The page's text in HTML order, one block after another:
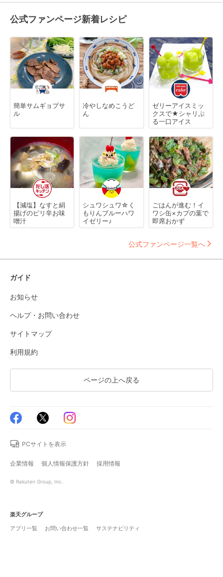
公式ファンページ新着レシピ
簡単サムギョプサ
ル
冷やしなめこうど
ん
ゼリーアイスミッ
クスで★シャリぷ
る一口アイス
【減塩】なすと絹
揚げのピリ辛お味
噌汁
シュワシュワ☆く
もりんブルーハワ
イゼリー♪
ごはんが進む！イ
ワシ缶×カブの葉で
即席おかず
公式ファンページ一覧へ
ガイド
お知らせ
ヘルプ・お問い合わせ
サイトマップ
利用規約
ページの上へ戻る
PCサイトを表示
企業情報 個人情報保護方針 採用情報
© Rakuten Group, Inc.
楽天グループ
アプリ一覧
お問い合わせ一覧 サステナビリティ